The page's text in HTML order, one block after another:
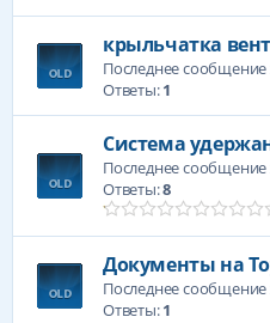
крыльчатка
Последнее сообщение
Ответы:1
Система
Последнее сообщение
Ответы:8
Документы на
Последнее сообщение
Ответы:1